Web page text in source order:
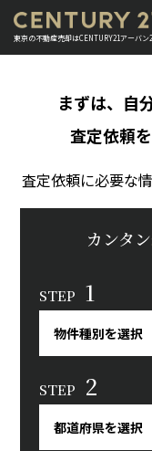
東京の不動産売却はCENTURY21アーバン
まずは、自
査定依頼
査定依頼に必要な
カンタン
STEP 1
STEP 2